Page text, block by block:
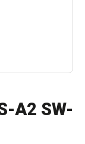
A2 SW-